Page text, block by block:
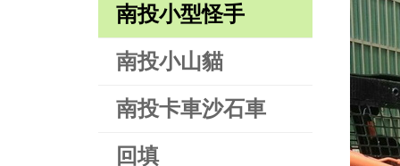
南投小型怪手
南投小山貓
南投卡車沙石車
回填